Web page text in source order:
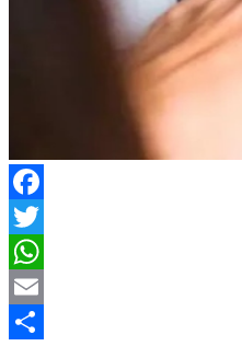
Facebook
Twitter
WhatsApp
Email